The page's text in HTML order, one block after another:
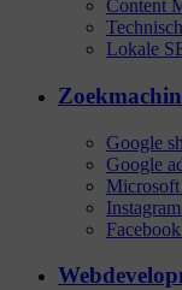
Content
Lokale
Google
Google